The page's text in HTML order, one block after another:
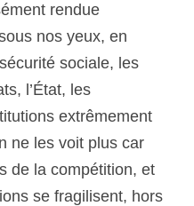
rendue
nos yeux, en
sociale, les
l’État, les
extrêmement
ne les voit plus car
de la compétition, et
se fragilisent, hors